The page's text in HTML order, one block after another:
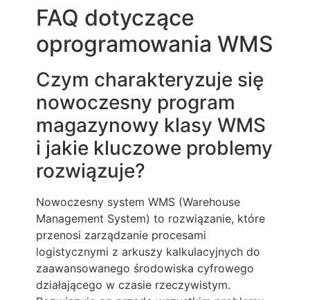
FAQ dotyczące
oprogramowania WMS
Czym charakteryzuje się
nowoczesny program
magazynowy klasy WMS
i jakie kluczowe problemy
rozwiązuje?
Nowoczesny system WMS (Warehouse
Management System) to rozwiązanie, które
przenosi zarządzanie procesami
logistycznymi z arkuszy kalkulacyjnych do
zaawansowanego środowiska cyfrowego
działającego w czasie rzeczywistym.